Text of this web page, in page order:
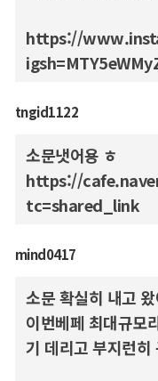
https://
tngid1122
소문냇어용 ㅎ
https://
tc=shared_link
mind0417
소문 확실히 내고
이번베페 최대규모
기 데리고 부지런